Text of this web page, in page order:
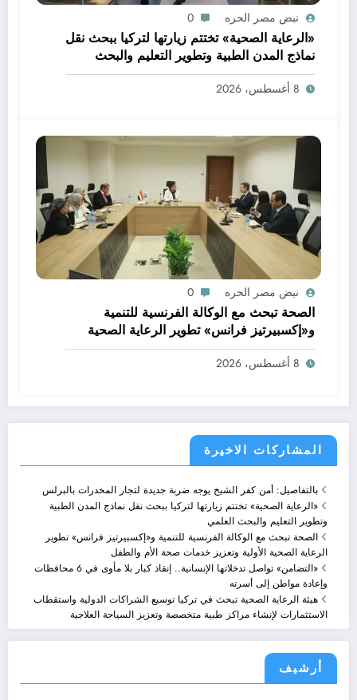
المشاركات الاخيرة
بالتفاصيل: أمن كفر الشيخ يوجه ضربة جديدة لتجار المخدرات بالبرلس
«الرعاية الصحية» تختتم زيارتها لتركيا ببحث نقل نماذج المدن الطبية
وتطوير التعليم والبحث العلمي
الصحة تبحث مع الوكالة الفرنسية للتنمية و«إكسبيرتيز فرانس» تطوير
الرعاية الصحية الأولية وتعزيز خدمات صحة الأم والطفل
«التضامن» تواصل تدخلاتها الإنسانية.. إنقاذ كبار بلا مأوى في 6 محافظات
وإعادة مواطن إلى أسرته
هيئة الرعاية الصحية تبحث في تركيا توسيع الشراكات الدولية واستقطاب
الاستثمارات لإنشاء مراكز طبية متخصصة وتعزيز السياحة العلاجية
أرشيف
نبض مصر الحره 0
«الرعاية الصحية» تختتم زيارتها لتركيا ببحث نقل
نماذج المدن الطبية وتطوير التعليم والبحث
العلمي
8 أغسطس، 2026
نبض مصر الحره 0
الصحة تبحث مع الوكالة الفرنسية للتنمية
و«إكسبيرتيز فرانس» تطوير الرعاية الصحية
الأولية وتعزيز خدمات صحة الأم والطفل
8 أغسطس، 2026